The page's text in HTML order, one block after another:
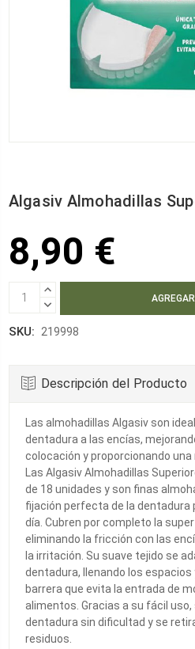
Algasiv Almohadillas
8,90 €
AUMENTAR
CANTIDAD:
DISMINUIR
SKU: 219998
Descripción del Producto
Las almohadillas Algasiv son
dentadura a las encías,
colocación y proporcionando una
Las Algasiv Almohadillas
de 18 unidades y son finas
fijación perfecta de la
día. Cubren por completo la
eliminando la fricción con las
la irritación. Su suave tejido se
dentadura, llenando los
barrera que evita la entrada de
alimentos. Gracias a su fácil uso,
dentadura sin dificultad y se
residuos.